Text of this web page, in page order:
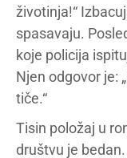
životinja!“
spasavaju.
koje policija
Njen odgovor je:
tiče.“
Tisin položaj u
društvu je